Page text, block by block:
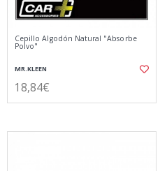
Cepillo Algodón Natural "Absorbe
Polvo"
MR.KLEEN
18,84€